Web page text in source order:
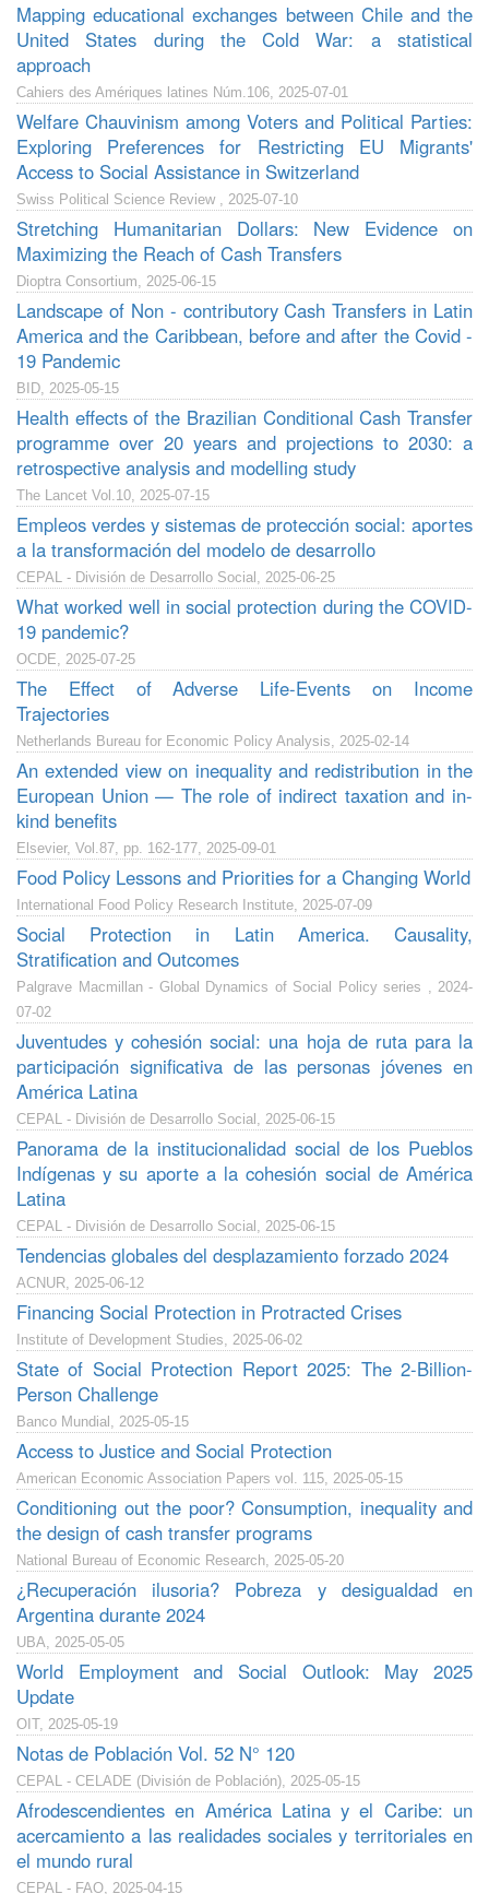
Mapping educational exchanges between Chile and the
United States during the Cold War: a statistical
approach
Cahiers des Amériques latines Núm.106, 2025-07-01
Welfare Chauvinism among Voters and Political Parties:
Exploring Preferences for Restricting EU Migrants'
Access to Social Assistance in Switzerland
Swiss Political Science Review , 2025-07-10
Stretching Humanitarian Dollars: New Evidence on
Maximizing the Reach of Cash Transfers
Dioptra Consortium, 2025-06-15
Landscape of Non - contributory Cash Transfers in Latin
America and the Caribbean, before and after the Covid -
19 Pandemic
BID, 2025-05-15
Health effects of the Brazilian Conditional Cash Transfer
programme over 20 years and projections to 2030: a
retrospective analysis and modelling study
The Lancet Vol.10, 2025-07-15
Empleos verdes y sistemas de protección social: aportes
a la transformación del modelo de desarrollo
CEPAL - División de Desarrollo Social, 2025-06-25
What worked well in social protection during the COVID-
19 pandemic?
OCDE, 2025-07-25
The Effect of Adverse Life-Events on Income
Trajectories
Netherlands Bureau for Economic Policy Analysis, 2025-02-14
An extended view on inequality and redistribution in the
European Union — The role of indirect taxation and in-
kind benefits
Elsevier, Vol.87, pp. 162-177, 2025-09-01
Food Policy Lessons and Priorities for a Changing World
International Food Policy Research Institute, 2025-07-09
Social Protection in Latin America. Causality,
Stratification and Outcomes
Palgrave Macmillan - Global Dynamics of Social Policy series , 2024-
07-02
Juventudes y cohesión social: una hoja de ruta para la
participación significativa de las personas jóvenes en
América Latina
CEPAL - División de Desarrollo Social, 2025-06-15
Panorama de la institucionalidad social de los Pueblos
Indígenas y su aporte a la cohesión social de América
Latina
CEPAL - División de Desarrollo Social, 2025-06-15
Tendencias globales del desplazamiento forzado 2024
ACNUR, 2025-06-12
Financing Social Protection in Protracted Crises
Institute of Development Studies, 2025-06-02
State of Social Protection Report 2025: The 2-Billion-
Person Challenge
Banco Mundial, 2025-05-15
Access to Justice and Social Protection
American Economic Association Papers vol. 115, 2025-05-15
Conditioning out the poor? Consumption, inequality and
the design of cash transfer programs
National Bureau of Economic Research, 2025-05-20
¿Recuperación ilusoria? Pobreza y desigualdad en
Argentina durante 2024
UBA, 2025-05-05
World Employment and Social Outlook: May 2025
Update
OIT, 2025-05-19
Notas de Población Vol. 52 N° 120
CEPAL - CELADE (División de Población), 2025-05-15
Afrodescendientes en América Latina y el Caribe: un
acercamiento a las realidades sociales y territoriales en
el mundo rural
CEPAL - FAO, 2025-04-15